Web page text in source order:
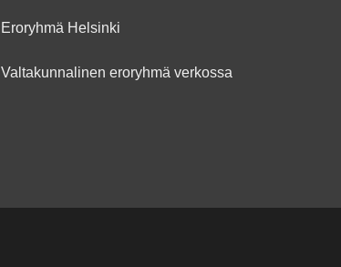
Eroryhmä Helsinki
Valtakunnalinen eroryhmä verkossa